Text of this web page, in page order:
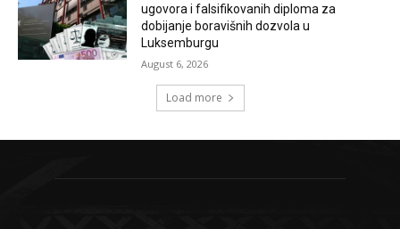
ugovora i falsifikovanih diploma za
dobijanje boravišnih dozvola u
Luksemburgu
August 6, 2026
Load more